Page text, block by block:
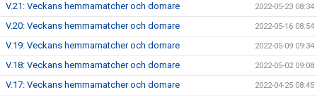
V.21: Veckans hemmamatcher och domare 2022-05-23 08:34
V.20: Veckans hemmamatcher och domare 2022-05-16 08:54
V.19: Veckans hemmamatcher och domare 2022-05-09 09:34
V.18: Veckans hemmamatcher och domare 2022-05-02 09:08
V.17: Veckans hemmamatcher och domare 2022-04-25 08:45